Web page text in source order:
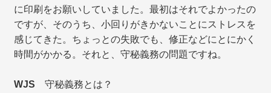
に印刷をお願いしていました。最初はそれでよかったの
ですが、そのうち、小回りがきかないことにストレスを
感じてきた。ちょっとの失敗でも、修正などにとにかく
時間がかかる。それと、守秘義務の問題ですね。
WJS 守秘義務とは？